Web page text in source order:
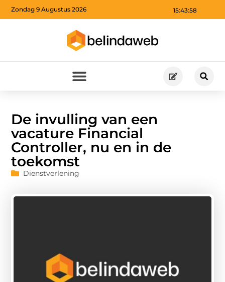
15:44:00
Zondag 9 Augustus 2026
De invulling van een
vacature Financial
Controller, nu en in de
toekomst
Dienstverlening